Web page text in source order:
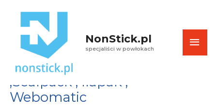
content
NonStick.pl
specjaliści w powłokach
Formy, okulary, płyty i wkładki
(i ich naprawa) do maszyn
pakujących Multivac ,
Tiromat , Variovac , Ulma
,Sealpack , Ilapak ,
Webomatic
navigation